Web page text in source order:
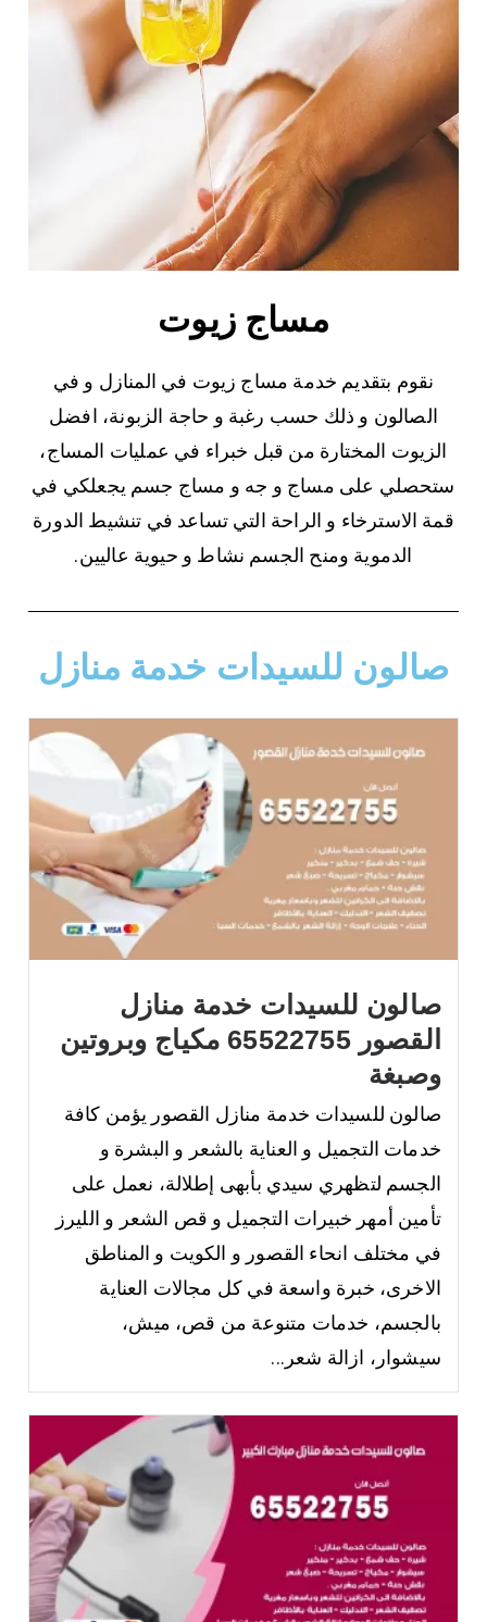
مساج زيوت
نقوم بتقديم خدمة مساج زيوت في المنازل و في
الصالون و ذلك حسب رغبة و حاجة الزبونة، افضل
الزيوت المختارة من قبل خبراء في عمليات المساج،
ستحصلي على مساج و جه و مساج جسم يجعلكي في
قمة الاسترخاء و الراحة التي تساعد في تنشيط الدورة
الدموية ومنح الجسم نشاط و حيوية عاليين.
صالون للسيدات خدمة منازل
صالون للسيدات خدمة منازل
القصور 65522755 مكياج وبروتين
وصبغة
صالون للسيدات خدمة منازل القصور يؤمن كافة
خدمات التجميل و العناية بالشعر و البشرة و
الجسم لتظهري سيدي بأبهى إطلالة، نعمل على
تأمين أمهر خبيرات التجميل و قص الشعر و الليرز
في مختلف انحاء القصور و الكويت و المناطق
الاخرى، خبرة واسعة في كل مجالات العناية
بالجسم، خدمات متنوعة من قص، ميش،
سيشوار، ازالة شعر...